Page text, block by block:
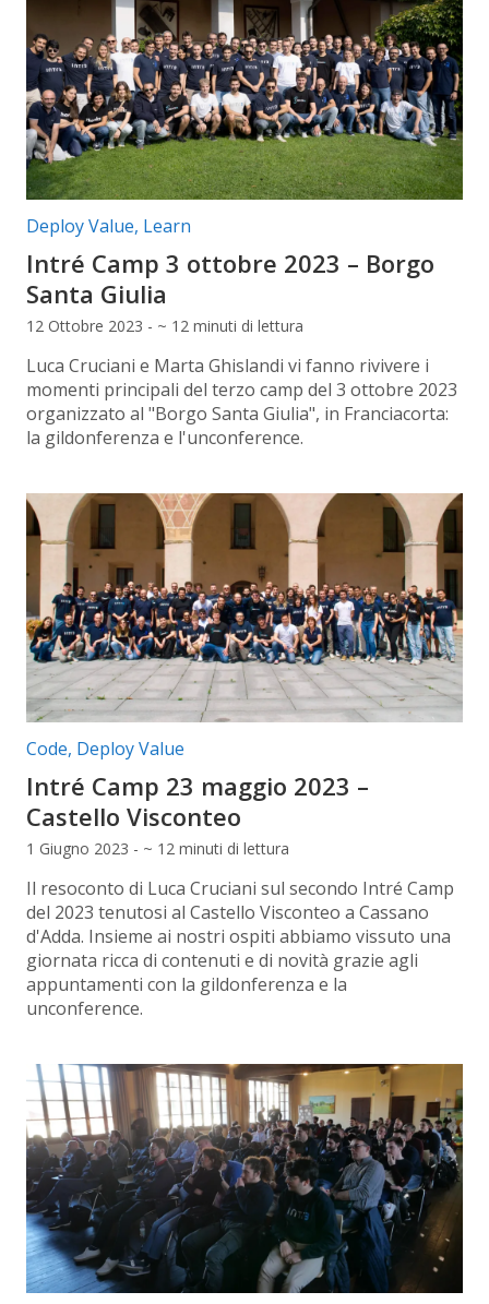
Categorie articolo:
Deploy Value, Learn
Intré Camp 3 ottobre 2023 – Borgo
Santa Giulia
12 Ottobre 2023 - ~ 12 minuti di lettura
Luca Cruciani e Marta Ghislandi vi fanno rivivere i
momenti principali del terzo camp del 3 ottobre 2023
organizzato al "Borgo Santa Giulia", in Franciacorta:
la gildonferenza e l'unconference.
Categorie articolo:
Code, Deploy Value
Intré Camp 23 maggio 2023 –
Castello Visconteo
1 Giugno 2023 - ~ 12 minuti di lettura
Il resoconto di Luca Cruciani sul secondo Intré Camp
del 2023 tenutosi al Castello Visconteo a Cassano
d'Adda. Insieme ai nostri ospiti abbiamo vissuto una
giornata ricca di contenuti e di novità grazie agli
appuntamenti con la gildonferenza e la
unconference.